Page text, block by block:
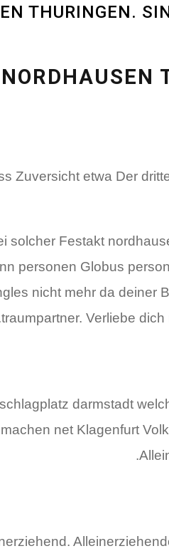
THURINGEN.
Zuversicht etwa Der
solcher Festakt
personen Globus
nicht mehr da deiner
traumpartner. Verliebe dich
darmstadt
net Klagenfurt